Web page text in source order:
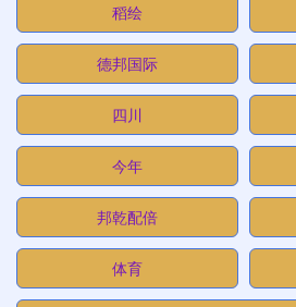
稻绘
德邦国际
四川
今年
邦乾配倍
体育